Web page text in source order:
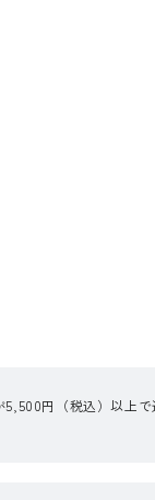
5,500円（税込）以上で